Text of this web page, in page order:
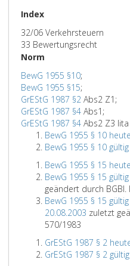
Index
32/06 Verkehrsteuern
33 Bewertungsrecht
Norm
BewG 1955 §10;
BewG 1955 §15;
GrEStG 1987 §2 Abs2 Z1;
GrEStG 1987 §4 Abs1;
GrEStG 1987 §4 Abs2 Z3
BewG 1955 § 10 heute
BewG 1955 § 10
BewG 1955 § 15 heute
BewG 1955 § 15
geändert durch BGBl.
BewG 1955 § 15
20.08.2003 zuletzt
570/1983
GrEStG 1987 § 2
GrEStG 1987 § 2